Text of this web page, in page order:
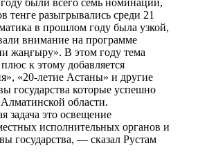
были всего семь номинаций,
тенге разыгрывались среди 21
в прошлом году была узкой,
внимание на программе
жаңғыру». В этом году тема
к этому добавляется
«20-летие Астаны» и другие
государства которые успешно
области.
задача это освещение
исполнительных органов и
государства, — сказал Рустам